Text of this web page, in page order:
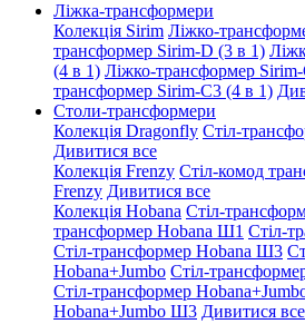
Ліжка-трансформери
Колекція Sirim Ліжко-
трансформер Sirim-D (3 в 1)
(4 в 1) Ліжко-трансформер
трансформер Sirim-C3 (4 в 1)
Столи-трансформери
Колекція Dragonfly Стіл-
Дивитися все
Колекція Frenzy Стіл-комод
Frenzy Дивитися все
Колекція Hobana Стіл-
трансформер Hobana Ш1 Стіл-
Стіл-трансформер Hobana Ш3
Hobana+Jumbo Стіл-
Стіл-трансформер
Hobana+Jumbo Ш3 Дивитися все